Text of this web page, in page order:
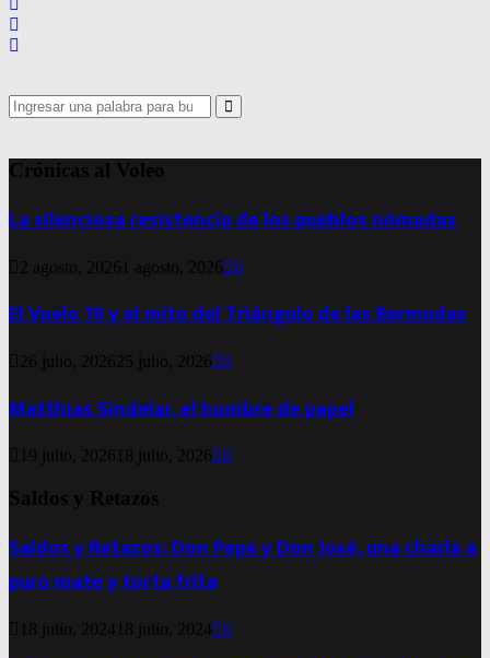
Search
for:
Search
Crónicas al Voleo
La silenciosa resistencia de los pueblos nómadas
2 agosto, 2026 1 agosto, 2026 0
El Vuelo 19 y el mito del Triángulo de las Bermudas
26 julio, 2026 25 julio, 2026 0
Matthias Sindelar, el hombre de papel
19 julio, 2026 18 julio, 2026 0
Saldos y Retazos
Saldos y Retazos: Don Pepe y Don José, una charla a
puro mate y torta frita
18 julio, 2024 18 julio, 2024 0